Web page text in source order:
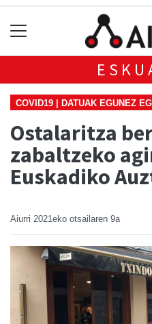
COVID19 | DATUAK EGUNEZ
Ostalaritza
zabaltzeko
Euskadiko
Aiurri 2021eko otsailaren 9a